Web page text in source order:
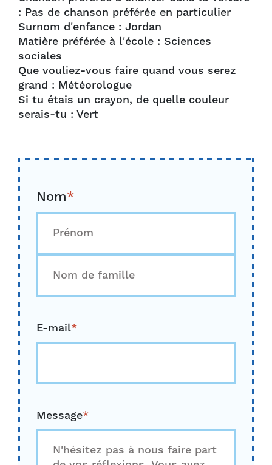
: Pas de chanson préférée en particulier
Surnom d'enfance : Jordan
Matière préférée à l'école : Sciences
sociales
Que vouliez-vous faire quand vous serez
grand : Météorologue
Si tu étais un crayon, de quelle couleur
serais-tu : Vert
Nom*
D'abord
E-mail*
Message*